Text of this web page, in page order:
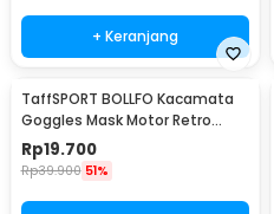
+ Keranjang
TaffSPORT BOLLFO Kacamata
Goggles Mask Motor Retro
Windproof - MT-04
Rp19.700
Rp39.900 51%